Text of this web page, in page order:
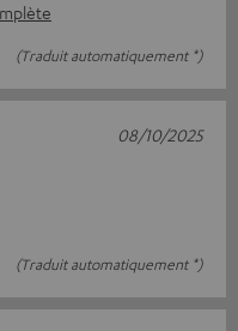
(Traduit automatiquement *)
(Traduit automatiquement *)
08/10/2025